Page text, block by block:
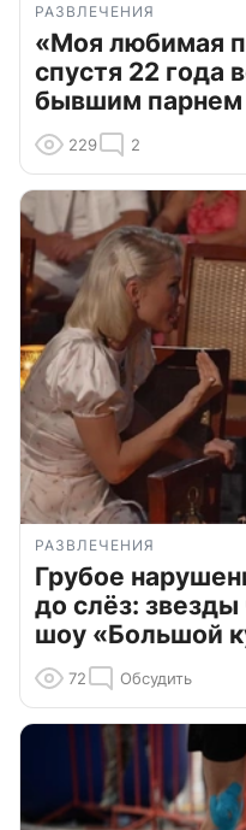
РАЗВЛЕЧЕНИЯ
«Моя любимая
спустя 22 года
бывшим
229 2
РАЗВЛЕЧЕНИЯ
Грубое
до слёз: звезды
шоу «Большой
72 Обсудить